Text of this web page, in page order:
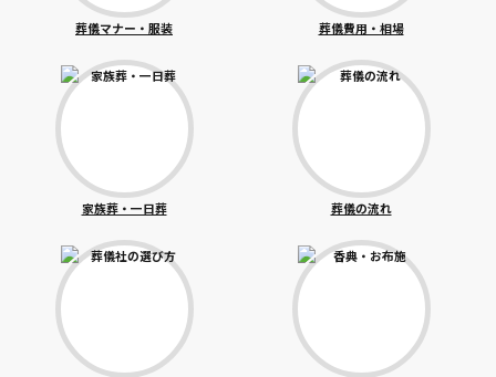
葬儀マナー・服装 葬儀費用・相場
家族葬・一日葬 葬儀の流れ